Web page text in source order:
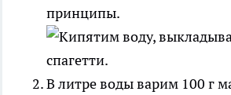
принципы.
В литре воды варим 100 г